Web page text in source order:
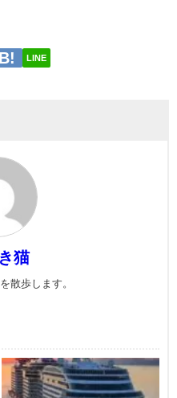
LINE
猫
散歩します。